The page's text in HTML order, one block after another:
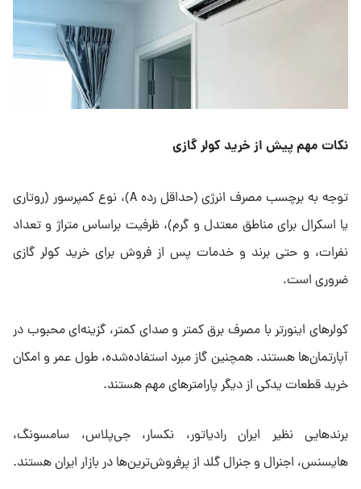
نکات مهم پیش از خرید کولر گازی
توجه به برچسب مصرف انرژی (حداقل رده A)، نوع کمپرسور (روتاری
یا اسکرال برای مناطق معتدل و گرم)، ظرفیت براساس متراژ و تعداد
نفرات، و حتی برند و خدمات پس از فروش برای خرید کولر گازی
ضروری است.
کولرهای اینورتر با مصرف برق کمتر و صدای کمتر، گزینه‌ای محبوب در
آپارتمان‌ها هستند. همچنین گاز مبرد استفاده‌شده، طول عمر و امکان
خرید قطعات یدکی از دیگر پارامترهای مهم هستند.
برندهایی نظیر ایران رادیاتور، نکسار، جی‌پلاس، سامسونگ،
هایسنس، اجنرال و جنرال گلد از پرفروش‌ترین‌ها در بازار ایران هستند.